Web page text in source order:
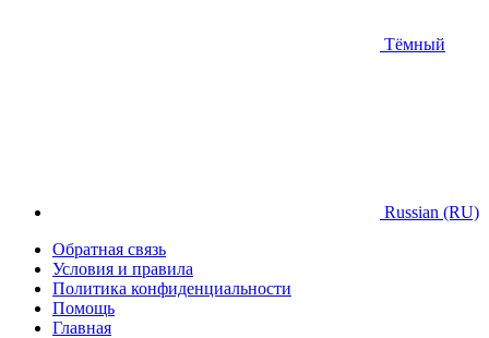
Тёмный
Russian (RU)
Обратная связь
Условия и правила
Политика конфиденциальности
Помощь
Главная